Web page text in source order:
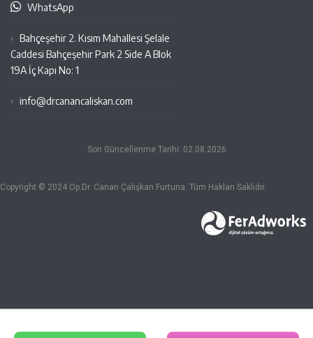
WhatsApp
Bahçeşehir 2. Kısım Mahallesi Şelale
Caddesi Bahçeşehir Park 2 Side A Blok
19A İç Kapı No: 1
info@drcanancaliskan.com
Son Güncellenme Tarihi: 02.08.2026
Copyright © 2024 Op.Dr. Canan Çalışkan Furtuna. Tüm Hakları Saklıdır.